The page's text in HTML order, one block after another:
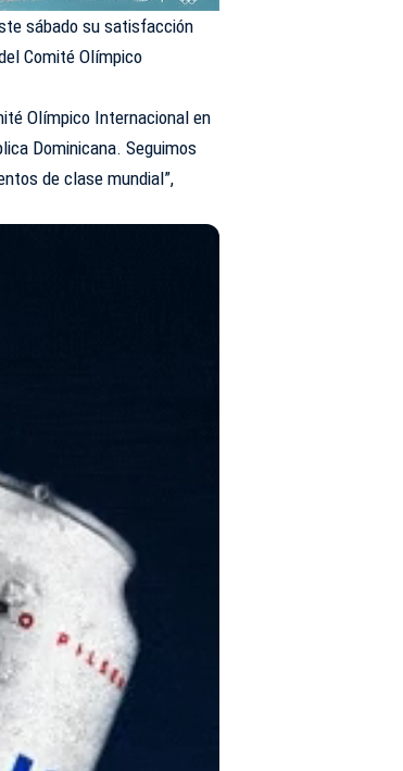
sábado su satisfacción
Comité Olímpico
Olímpico Internacional en
Dominicana. Seguimos
de clase mundial”,